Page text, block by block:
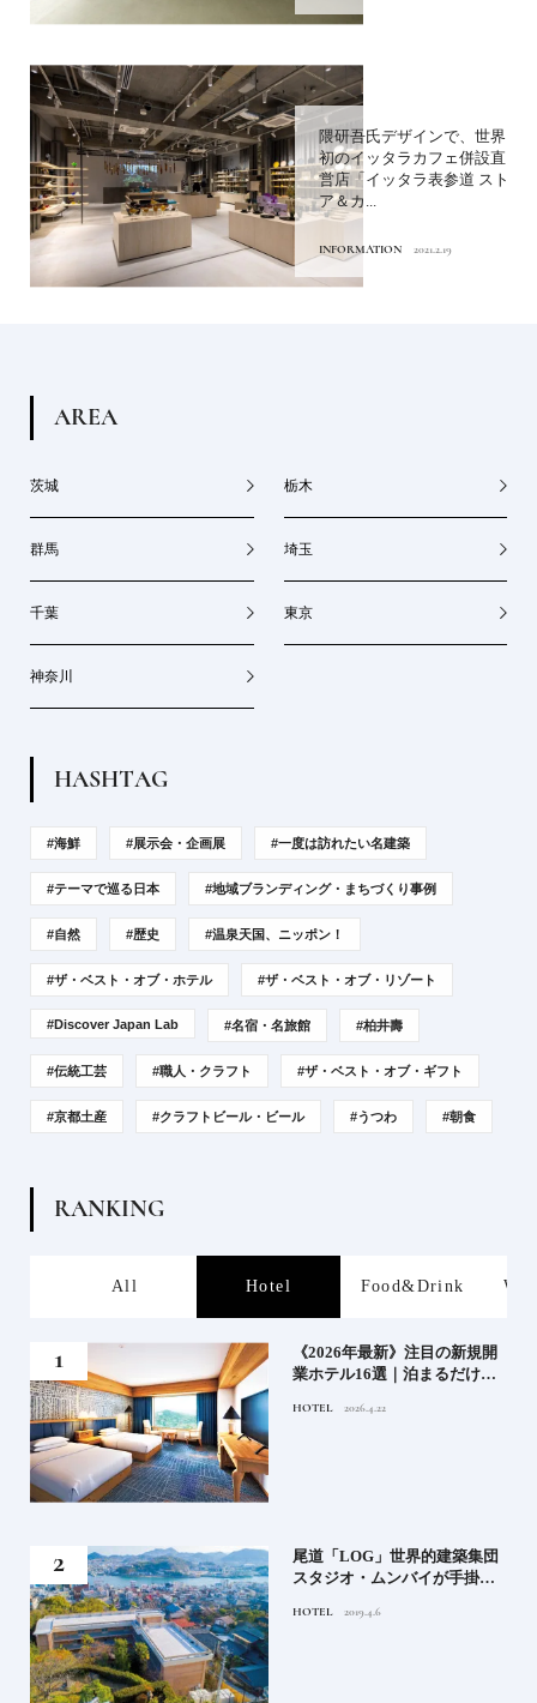
隈研吾氏デザインで、世界
初のイッタラカフェ併設直
営店「イッタラ表参道 スト
ア＆カ...
INFORMATION 2021.2.19
AREA
茨城 栃木
群馬 埼玉
千葉 東京
神奈川
HASHTAG
#海鮮 #展示会・企画展 #一度は訪れたい名建築
#テーマで巡る日本 #地域ブランディング・まちづくり事例
#自然 #歴史 #温泉天国、ニッポン！
#ザ・ベスト・オブ・ホテル #ザ・ベスト・オブ・リゾート
#Discover Japan Lab #名宿・名旅館 #柏井壽
#伝統工芸 #職人・クラフト #ザ・ベスト・オブ・ギフト
#京都土産 #クラフトビール・ビール #うつわ #朝食
RANKING
All Hotel Food&Drink
《2026年最新》注目の新規開
業ホテル16選｜泊まるだけで
ル
HOTEL 2026.4.22
尾道「LOG」世界的建築集団
スタジオ・ムンバイが手掛け
HOTEL 2019.4.6